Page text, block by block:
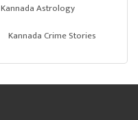
Kannada Astrology
Kannada Crime Stories